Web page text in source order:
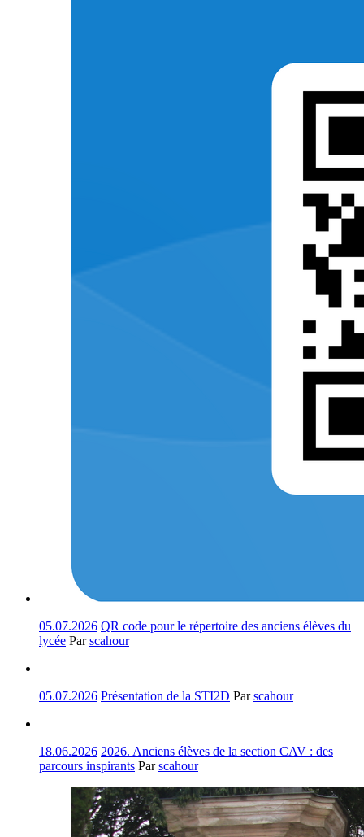
05.07.2026 QR code pour le répertoire des anciens élèves du
lycée Parscahour
05.07.2026 Présentation de la STI2D Parscahour
18.06.2026 2026. Anciens élèves de la section CAV : des
parcours inspirants Parscahour